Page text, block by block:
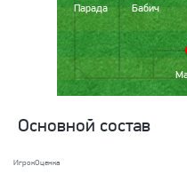
Бабич
Парада
Основной состав
ИгрокОценка